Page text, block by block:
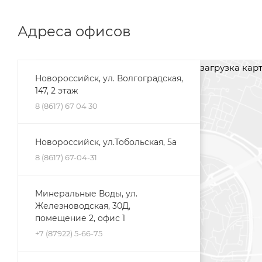
Адреса офисов
Новороссийск, ул. Волгоградская,
147, 2 этаж
8 (8617) 67 04 30
Новороссийск, ул.Тобольская, 5а
8 (8617) 67-04-31
Минеральные Воды, ул.
Железноводская, 30Д,
помещение 2, офис 1
+7 (87922) 5-66-75
загрузка